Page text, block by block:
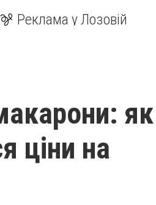
Реклама у Лозовій
як
ціни на